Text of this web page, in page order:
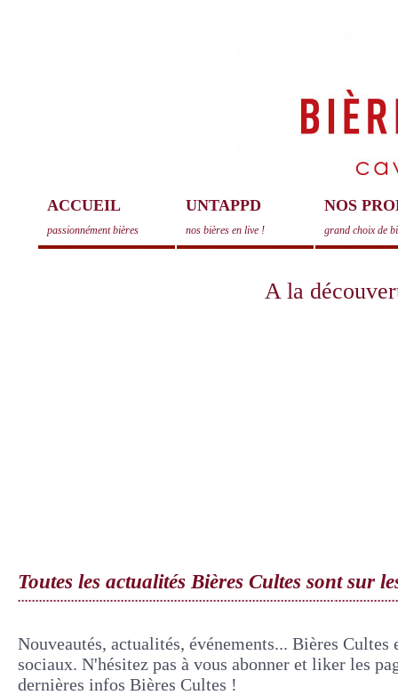
ACCUEIL
passionnément bières
UNTAPPD
nos bières en live !
NOS
grand choix de
A la
Toutes les actualités Bières Cultes sont sur
Nouveautés, actualités, événements... Bières Cultes
sociaux. N'hésitez pas à vous abonner et liker les
dernières infos Bières Cultes !